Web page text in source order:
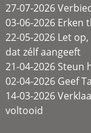
27-07-2026
03-06-2026
22-05-2026 Let
dat zélf aangeeft
21-04-2026 Steun
02-04-2026 Geef
14-03-2026
voltooid